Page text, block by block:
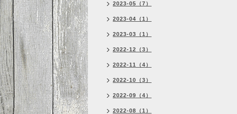
2023-05（7）
2023-04（1）
2023-03（1）
2022-12（3）
2022-11（4）
2022-10（3）
2022-09（4）
2022-08（1）